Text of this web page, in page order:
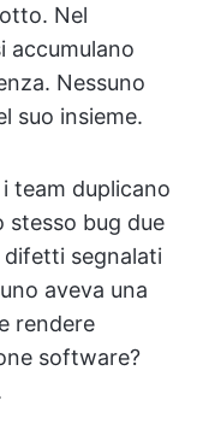
Nel
accumulano
Nessuno
suo insieme.
team duplicano
stesso bug due
segnalati
aveva una
rendere
software?